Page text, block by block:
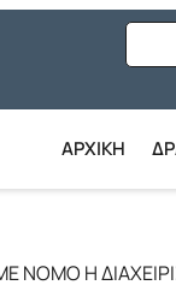
ΑΡΧΙΚΗ
ΝΟΜΟ Η